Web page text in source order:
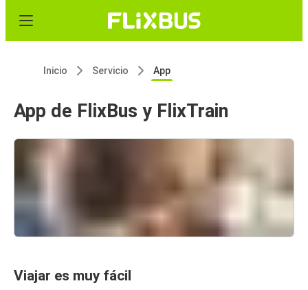
Inicio Servicio App
App de FlixBus y FlixTrain
Viajar es muy fácil